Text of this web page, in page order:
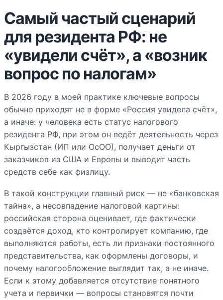
Самый частый сценарий
для резидента РФ: не
«увидели счёт», а «возник
вопрос по налогам»
В 2026 году в моей практике ключевые вопросы
обычно приходят не в форме «Россия увидела счёт»,
а иначе: у человека есть статус налогового
резидента РФ, при этом он ведёт деятельность через
Кыргызстан (ИП или ОсОО), получает деньги от
заказчиков из США и Европы и выводит часть
средств себе как физлицу.
В такой конструкции главный риск — не «банковская
тайна», а несовпадение налоговой картины:
российская сторона оценивает, где фактически
создаётся доход, кто контролирует компанию, где
выполняются работы, есть ли признаки постоянного
представительства, как оформлены договоры, и
почему налогообложение выглядит так, а не иначе.
Если к этому добавляется отсутствие понятного
учета и первички — вопросы становятся почти